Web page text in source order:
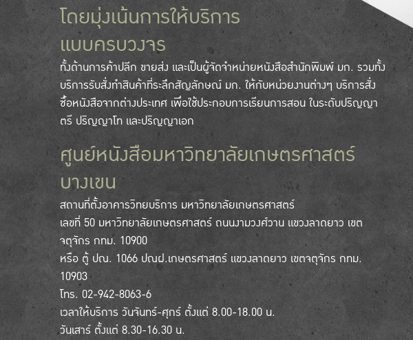
โดยมุ่งเน้นการให้บริการ
แบบครบวงจร
ทั้งด้านการค้าปลีก ขายส่ง และเป็นผู้จัดจำหน่ายหนังสือสำนักพิมพ์ มก. รวมทั้ง
บริการรับสั่งทำสินค้าที่ระลึกสัญลักษณ์ มก. ให้กับหน่วยงานต่างๆ บริการสั่ง
ซื้อหนังสือจากต่างประเทศ เพื่อใช้ประกอบการเรียนการสอน ในระดับปริญญา
ตรี ปริญญาโท และปริญญาเอก
ศูนย์หนังสือมหาวิทยาลัยเกษตรศาสตร์
บางเขน
สถานที่ตั้งอาคารวิทยบริการ มหาวิทยาลัยเกษตรศาสตร์
เลขที่ 50 มหาวิทยาลัยเกษตรศาสตร์ ถนนงามวงศ์วาน แขวงลาดยาว เขต
จตุจักร กทม. 10900
หรือ ตู้ ปณ. 1066 ปณฝ.เกษตรศาสตร์ แขวงลาดยาว เขตจตุจักร กทม.
10903
โทร. 02-942-8063-6
เวลาให้บริการ วันจันทร์-ศุกร์ ตั้งแต่ 8.00-18.00 น.
วันเสาร์ ตั้งแต่ 8.30-16.30 น.